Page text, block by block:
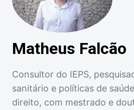
Matheus Falcão
Consultor do IEPS,
sanitário e políticas de
direito, com mestrado e